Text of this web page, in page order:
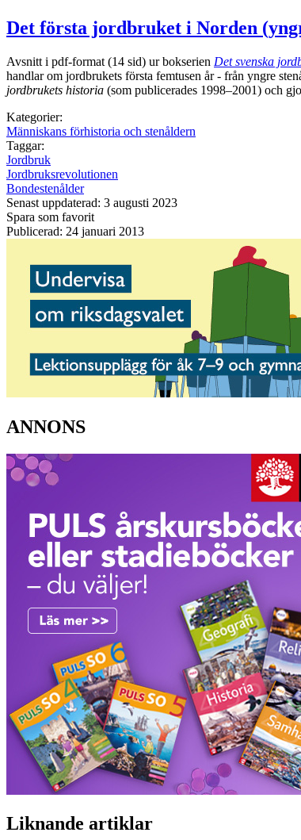
Det första jordbruket i Norden
Avsnitt i pdf-format (14 sid) ur bokserien Det svenska
handlar om jordbrukets första femtusen år - från yngre
jordbrukets historia (som publicerades 1998–2001) och
Kategorier:
Människans förhistoria och stenåldern
Taggar:
Jordbruk
Jordbruksrevolutionen
Bondestenålder
Senast uppdaterad: 3 augusti 2023
Spara som favorit
Publicerad: 24 januari 2013
ANNONS
Liknande artiklar